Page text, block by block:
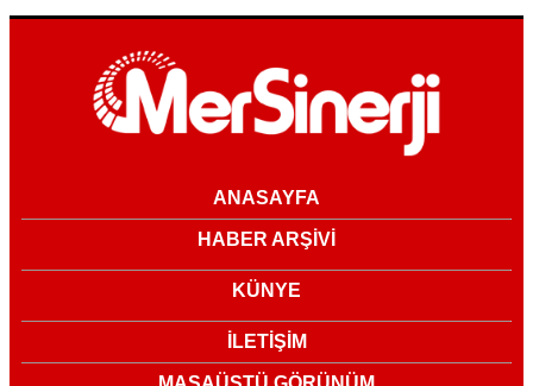
ANASAYFA
HABER ARŞİVİ
KÜNYE
İLETİŞİM